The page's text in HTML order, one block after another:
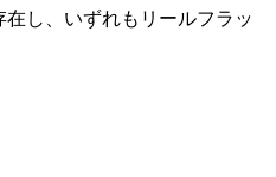
し、いずれもリールフラッ